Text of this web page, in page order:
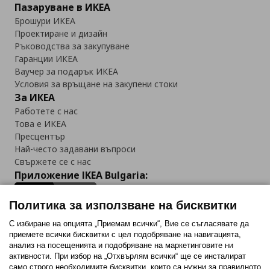
Пазаруване в ИКЕА
Брошури ИКЕА
Проектиране и дизайн
Ръководства за закупуване
Гаранции ИКЕА
Ваучер за подарък ИКЕА
Условия за връщане на закупени стоки
За ИКЕА
Работете с нас
Това е ИКЕА
Пресцентър
Най-често задавани въпроси
Свържете се с нас
Приложение IKEA Bulgaria:
Последвайте ни:
FacebookTwitterYoutubePinterestInstagram
Политика за използване на бисквитки
С избиране на опцията „Приемам всички“, Вие се съгласявате да
приемете всички бисквитки с цел подобряване на навигацията,
анализ на посещенията и подобряване на маркетинговите ни
активности. При избор на „Отхвърлям всички“ ще се инсталират
само строго необходимитe бисквитки, които са нужни за правилното